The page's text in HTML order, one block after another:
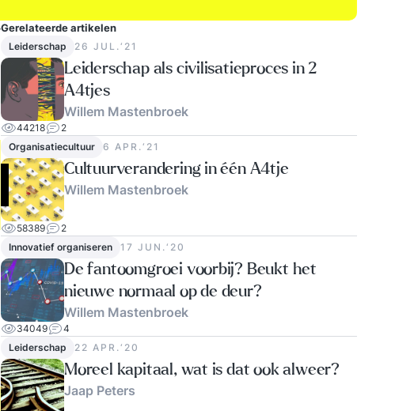
Gerelateerde artikelen
Leiderschap 26 JUL.‘21
Leiderschap als civilisatieproces in 2
A4tjes
Willem Mastenbroek
44218
2
Organisatiecultuur
6 APR.‘21
Cultuurverandering in één A4tje
Willem Mastenbroek
58389
2
Innovatief organiseren
17 JUN.‘20
De fantoomgroei voorbij? Beukt het
nieuwe normaal op de deur?
Willem Mastenbroek
34049
4
Leiderschap
22 APR.‘20
Moreel kapitaal, wat is dat ook alweer?
Jaap Peters